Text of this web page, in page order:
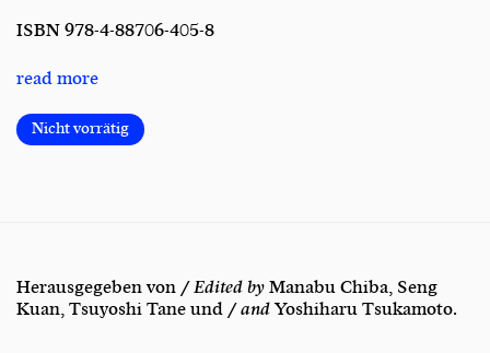
ISBN 978-4-88706-405-8
read more
Nicht vorrätig
Herausgegeben von /Edited by Manabu Chiba, Seng
Kuan, Tsuyoshi Tane und /andYoshiharu Tsukamoto.